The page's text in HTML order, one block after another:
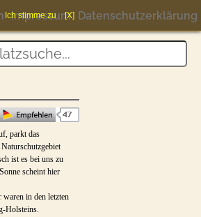
Impressum Datenschutzerklärung
parkt das
ist es bei uns zu
scheint hier
in den letzten
Holsteins.
Ich stimme zu [X]